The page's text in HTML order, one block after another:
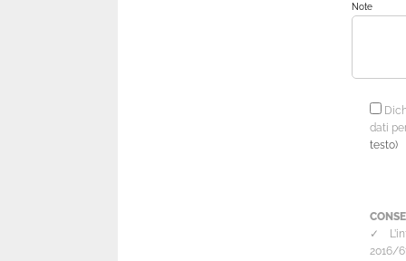
Note
dati
testo)
✓
2016/